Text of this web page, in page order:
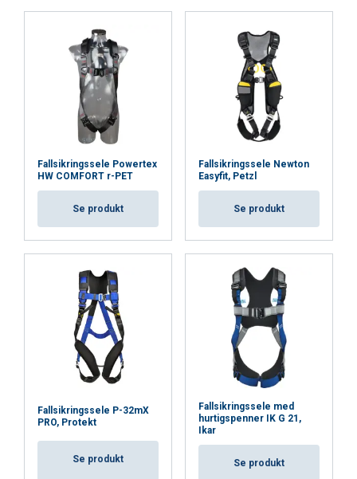
Fallsikringssele Powertex
HW COMFORT r-PET
Se produkt
Fallsikringssele Newton
Easyfit, Petzl
Se produkt
Fallsikringssele P-32mX
PRO, Protekt
Se produkt
Fallsikringssele med
hurtigspenner IK G 21,
Ikar
Se produkt
ENGLISH
This website uses cookies